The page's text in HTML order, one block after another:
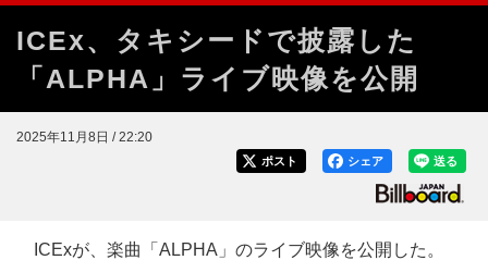
ICEx、タキシードで披露した
「ALPHA」ライブ映像を公開
2025年11月8日 / 22:20
送る
シェア
ポスト
ICExが、楽曲「ALPHA」のライブ映像を公開した。